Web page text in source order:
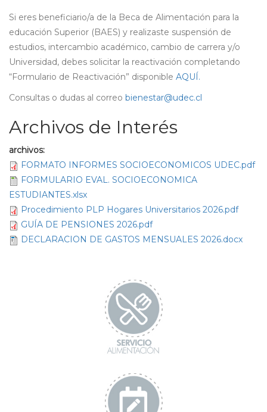
Si eres beneficiario/a de la Beca de Alimentación para la
educación Superior (BAES) y realizaste suspensión de
estudios, intercambio académico, cambio de carrera y/o
Universidad, debes solicitar la reactivación completando
“Formulario de Reactivación” disponible AQUÍ.
Consultas o dudas al correo bienestar@udec.cl
Archivos de Interés
archivos:
FORMATO INFORMES SOCIOECONOMICOS UDEC.pdf
FORMULARIO EVAL. SOCIOECONOMICA
ESTUDIANTES.xlsx
Procedimiento PLP Hogares Universitarios 2026.pdf
GUÍA DE PENSIONES 2026.pdf
DECLARACION DE GASTOS MENSUALES 2026.docx